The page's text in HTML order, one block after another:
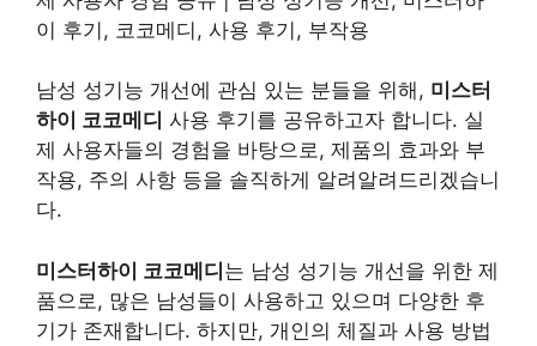
이 후기, 코코메디, 사용 후기, 부작용
남성 성기능 개선에 관심 있는 분들을 위해, 미스터
하이 코코메디 사용 후기를 공유하고자 합니다. 실
제 사용자들의 경험을 바탕으로, 제품의 효과와 부
작용, 주의 사항 등을 솔직하게 알려알려드리겠습니
다.
미스터하이 코코메디는 남성 성기능 개선을 위한 제
품으로, 많은 남성들이 사용하고 있으며 다양한 후
기가 존재합니다. 하지만, 개인의 체질과 사용 방법